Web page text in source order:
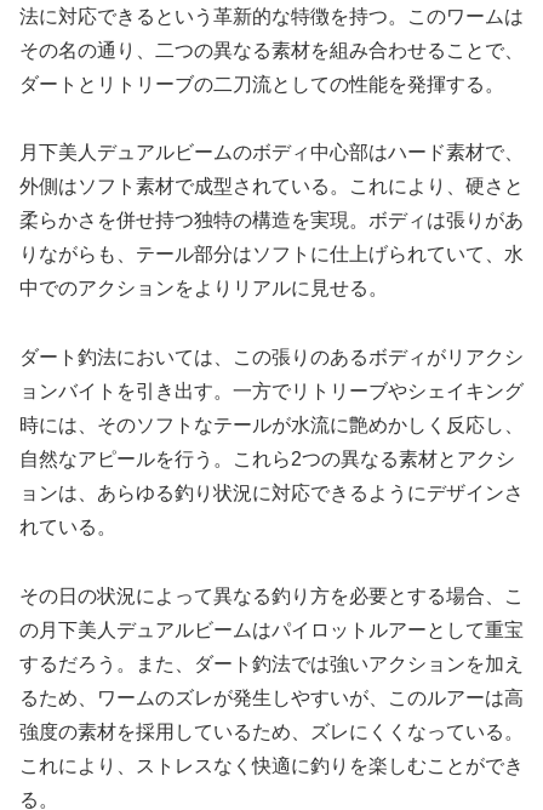
法に対応できるという革新的な特徴を持つ。このワームは
その名の通り、二つの異なる素材を組み合わせることで、
ダートとリトリーブの二刀流としての性能を発揮する。
月下美人デュアルビームのボディ中心部はハード素材で、
外側はソフト素材で成型されている。これにより、硬さと
柔らかさを併せ持つ独特の構造を実現。ボディは張りがあ
りながらも、テール部分はソフトに仕上げられていて、水
中でのアクションをよりリアルに見せる。
ダート釣法においては、この張りのあるボディがリアクシ
ョンバイトを引き出す。一方でリトリーブやシェイキング
時には、そのソフトなテールが水流に艶めかしく反応し、
自然なアピールを行う。これら2つの異なる素材とアクシ
ョンは、あらゆる釣り状況に対応できるようにデザインさ
れている。
その日の状況によって異なる釣り方を必要とする場合、こ
の月下美人デュアルビームはパイロットルアーとして重宝
するだろう。また、ダート釣法では強いアクションを加え
るため、ワームのズレが発生しやすいが、このルアーは高
強度の素材を採用しているため、ズレにくくなっている。
これにより、ストレスなく快適に釣りを楽しむことができ
る。